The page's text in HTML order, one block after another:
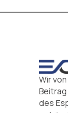
Wir
des